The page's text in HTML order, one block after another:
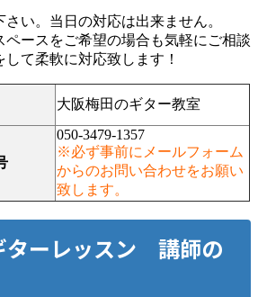
い。当日の対応は出来ません。
ースをご希望の場合も気軽にご相談
て柔軟に対応致します！
大阪梅田のギター教室
050-3479-1357
※必ず事前にメールフォーム
からのお問い合わせをお願い
致します。
ターレッスン 講師の